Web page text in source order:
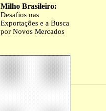
Milho Brasileiro:
Desafios nas
Exportações e a Busca
por Novos Mercados